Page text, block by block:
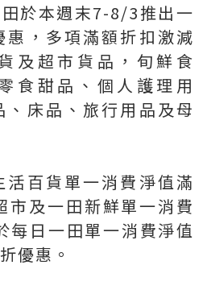
於本週末7-8/3推出一
，多項滿額折扣激減
及超市貨品，旬鮮食
食甜品、個人護理用
床品、旅行用品及母
百貨單一消費淨值滿
市及一田新鮮單一消費
每日一田單一消費淨值
優惠。